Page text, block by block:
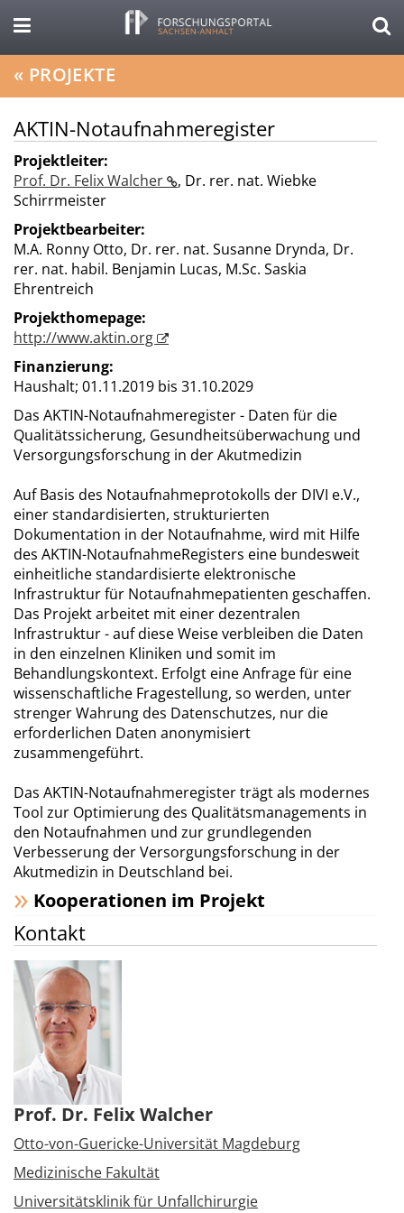
« PROJEKTE
AKTIN-Notaufnahmeregister
Projektleiter:
Prof. Dr. Felix Walcher
, Dr. rer. nat. Wiebke
Schirrmeister
Projektbearbeiter:
M.A. Ronny Otto, Dr. rer. nat. Susanne Drynda, Dr.
rer. nat. habil. Benjamin Lucas, M.Sc. Saskia
Ehrentreich
Projekthomepage:
http://www.aktin.org
Finanzierung:
Haushalt; 01.11.2019 bis 31.10.2029
Das AKTIN-Notaufnahmeregister - Daten für die
Qualitätssicherung, Gesundheitsüberwachung und
Versorgungsforschung in der Akutmedizin
Auf Basis des Notaufnahmeprotokolls der DIVI e.V.,
einer standardisierten, strukturierten
Dokumentation in der Notaufnahme, wird mit Hilfe
des AKTIN-NotaufnahmeRegisters eine bundesweit
einheitliche standardisierte elektronische
Infrastruktur für Notaufnahmepatienten geschaffen.
Das Projekt arbeitet mit einer dezentralen
Infrastruktur - auf diese Weise verbleiben die Daten
in den einzelnen Kliniken und somit im
Behandlungskontext. Erfolgt eine Anfrage für eine
wissenschaftliche Fragestellung, so werden, unter
strenger Wahrung des Datenschutzes, nur die
erforderlichen Daten anonymisiert
zusammengeführt.
Das AKTIN-Notaufnahmeregister trägt als modernes
Tool zur Optimierung des Qualitätsmanagements in
den Notaufnahmen und zur grundlegenden
Verbesserung der Versorgungsforschung in der
Akutmedizin in Deutschland bei.
Kooperationen im Projekt
Kontakt
Prof. Dr. Felix Walcher
Otto-von-Guericke-Universität Magdeburg
Medizinische Fakultät
Universitätsklinik für Unfallchirurgie